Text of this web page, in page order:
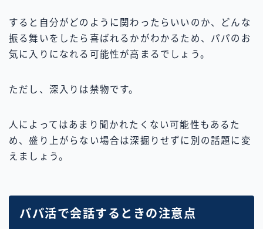
すると自分がどのように関わったらいいのか、どんな
振る舞いをしたら喜ばれるかがわかるため、パパのお
気に入りになれる可能性が高まるでしょう。
ただし、深入りは禁物です。
人によってはあまり聞かれたくない可能性もあるた
め、盛り上がらない場合は深掘りせずに別の話題に変
えましょう。
パパ活で会話するときの注意点